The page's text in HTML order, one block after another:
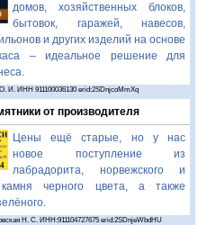
домов, хозяйственных блоков,
бытовок, гаражей, навесов,
и других изделий на основе
– идеальное решение для
И. ИНН 911100036130 erid:2SDnjcoMmXq
от производителя
Цены ещё старые, но у нас
новое поступление из
лабрадорита, норвежского и
камня черного цвета, а также
Н. С. ИНН:911104727675 erid:2SDnjeWbdHU